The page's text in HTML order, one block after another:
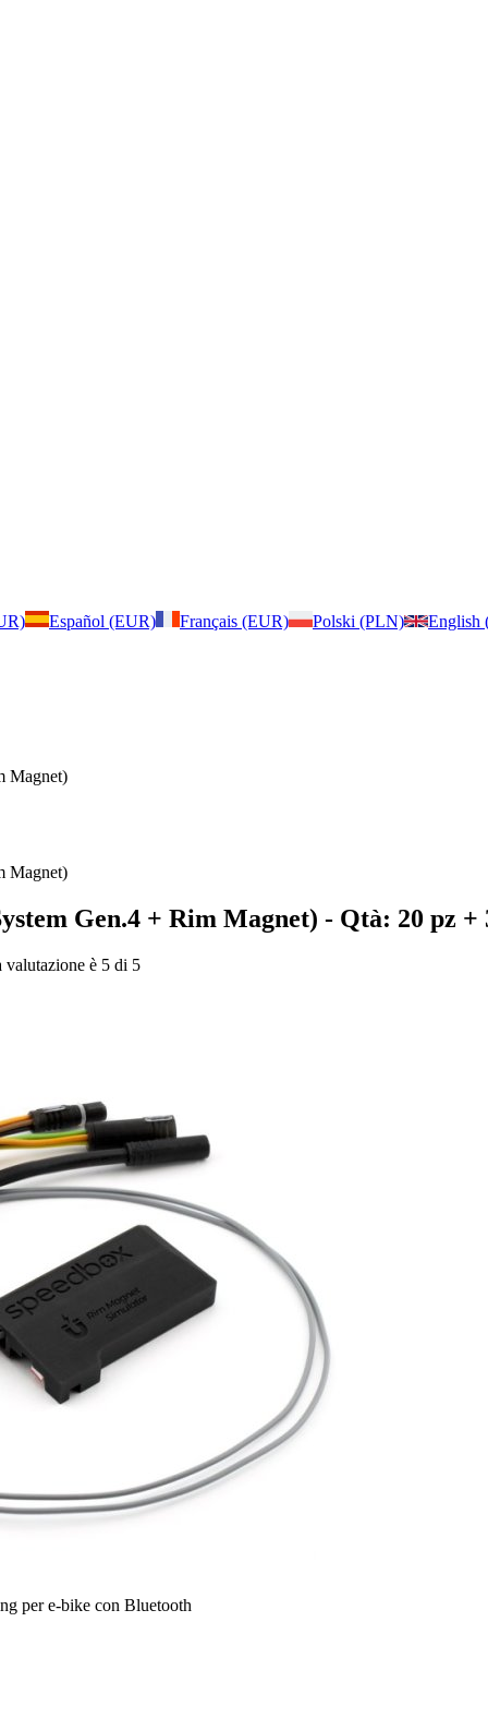
Español (EUR) Français (EUR) Polski (PLN) English
Magnet)
Magnet)
Gen.4 + Rim Magnet) - Qtà: 20 pz +
valutazione è 5 di 5
per e-bike con Bluetooth